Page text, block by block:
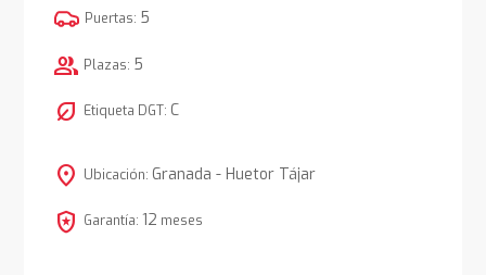
Puertas: 5
group Plazas: 5
nest_eco_leaf Etiqueta DGT: C
location_on Ubicación: Granada - Huetor Tájar
local_police Garantía: 12 meses